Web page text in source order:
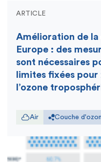
ARTICLE
Amélioration de la
Europe : des
sont nécessaires
limites fixées
l’ozone
Air Couche